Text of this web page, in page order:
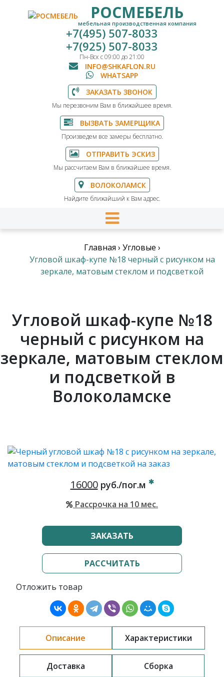
РОСМЕБЕЛЬ
мебельная производственная компания
+7(495) 507-8033
+7(925) 507-8033
Пн-Вск с 09:00 до 21:00
INFO@SHKAFLON.RU
WHATSAPP
ЗАКАЗАТЬ ЗВОНОК
Мы перезвоним Вам в ближайшее время.
ВЫЗВАТЬ ЗАМЕРЩИКА
Произведем все замеры бесплатно.
ОТПРАВИТЬ ЭСКИЗ
Мы рассчитаем Вам в ближайшее время.
ВОЛОКОЛАМСК
Найдите ближайший к Вам адрес.
Главная › Угловые ›
Угловой шкаф-купе №18 черный с рисунком на
зеркале, матовым стеклом и подсветкой
Угловой шкаф-купе №18
черный с рисунком на
зеркале, матовым стеклом
и подсветкой в
Волоколамске
16000руб./пог.м
Рассрочка на 10 мес.
ЗАКАЗАТЬ
РАССЧИТАТЬ
Отложить товар
Описание Характеристики
Доставка Сборка